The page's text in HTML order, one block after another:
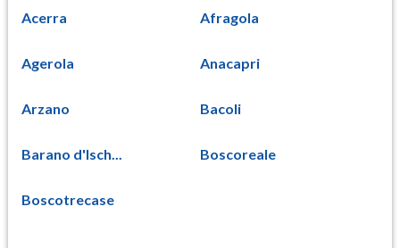
Acerra Afragola
Agerola Anacapri
Arzano Bacoli
Barano d'Isch... Boscoreale
Boscotrecase